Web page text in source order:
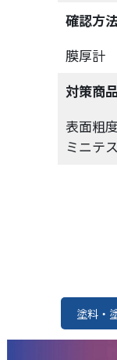
確認方
膜厚計
対策商品
表面粗
ミニテ
塗料・